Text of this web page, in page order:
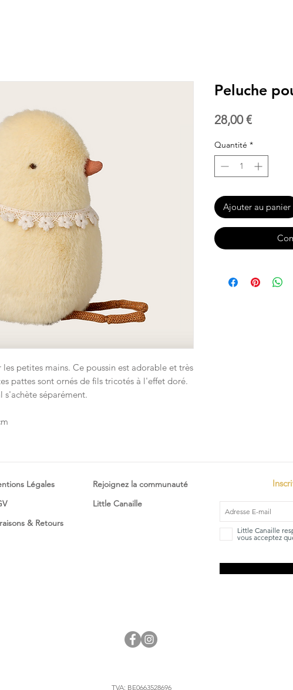
petites mains. Ce poussin est adorable et très
pattes sont ornés de fils tricotés à l'effet doré.
séparément.
Peluche
28,00 €Prix
Quantité *
Ajouter au panier
Légales
& Retours
Rejoignez la communauté
Little Canaille
Little Canaille
vous acceptez
TVA: BE0663528696